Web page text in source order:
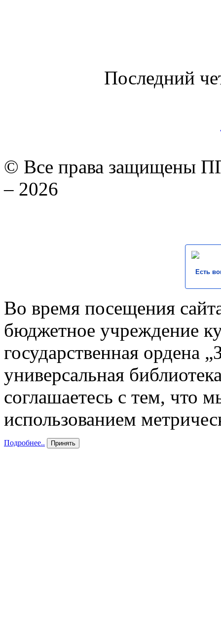
Последний
© Все права защищены
– 2026
Есть
Во время посещения
бюджетное учреждение
государственная ордена
универсальная
соглашаетесь с тем, что
использованием
Подробнее.. Принять